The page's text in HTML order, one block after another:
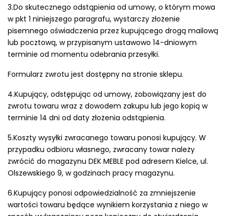
3.Do skutecznego odstąpienia od umowy, o którym mowa
w pkt 1 niniejszego paragrafu, wystarczy złożenie
pisemnego oświadczenia przez kupującego drogą mailową
lub pocztową, w przypisanym ustawowo 14-dniowym
terminie od momentu odebrania przesyłki.
Formularz zwrotu jest dostępny na stronie sklepu.
4.Kupujący, odstępując od umowy, zobowiązany jest do
zwrotu towaru wraz z dowodem zakupu lub jego kopią w
terminie 14 dni od daty złożenia odstąpienia.
5.Koszty wysyłki zwracanego towaru ponosi kupujący. W
przypadku odbioru własnego, zwracany towar należy
zwrócić do magazynu DEK MEBLE pod adresem Kielce, ul.
Olszewskiego 9, w godzinach pracy magazynu.
6.Kupujący ponosi odpowiedzialność za zmniejszenie
wartości towaru będące wynikiem korzystania z niego w